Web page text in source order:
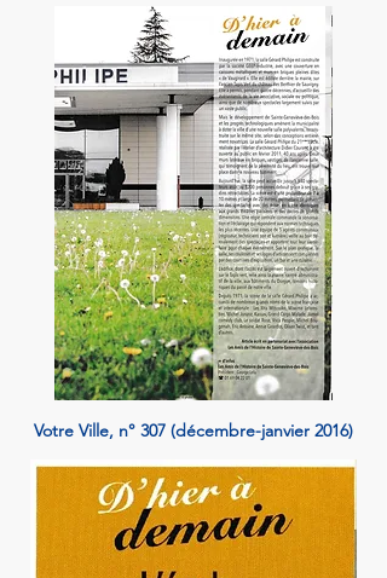
Votre Ville, n° 307 (décembre-janvier 2016)